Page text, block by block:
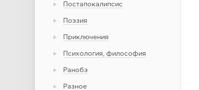
Постапокалипсис
Поэзия
Приключения
Психология, философия
Ранобэ
Разное